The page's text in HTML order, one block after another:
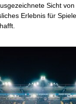
Sicht
Erlebnis für